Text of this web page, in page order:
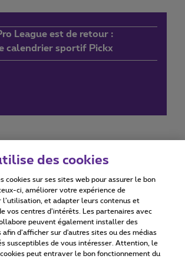
League est de retour :
calendrier sportif Pickx
d'utilisation Accessibility statement
© 2026 Proximus
des cookies
cookies sur ses sites web pour assurer le bon
ci, améliorer votre expérience de
l’utilisation, et adapter leurs contenus et
vos centres d’intérêts. Les partenaires avec
peuvent également installer des
afin d’afficher sur d'autres sites ou des médias
susceptibles de vous intéresser. Attention, le
peut entraver le bon fonctionnement du